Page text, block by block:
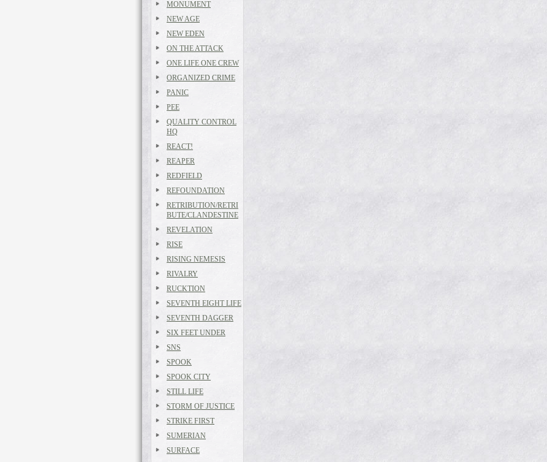
MONUMENT
NEW AGE
NEW EDEN
ON THE ATTACK
ONE LIFE ONE CREW
ORGANIZED CRIME
PANIC
PEE
QUALITY CONTROL
HQ
REACT!
REAPER
REDFIELD
REFOUNDATION
RETRIBUTION/RETRI
BUTE/CLANDESTINE
REVELATION
RISE
RISING NEMESIS
RIVALRY
RUCKTION
SEVENTH EIGHT LIFE
SEVENTH DAGGER
SIX FEET UNDER
SNS
SPOOK
SPOOK CITY
STILL LIFE
STORM OF JUSTICE
STRIKE FIRST
SUMERIAN
SURFACE